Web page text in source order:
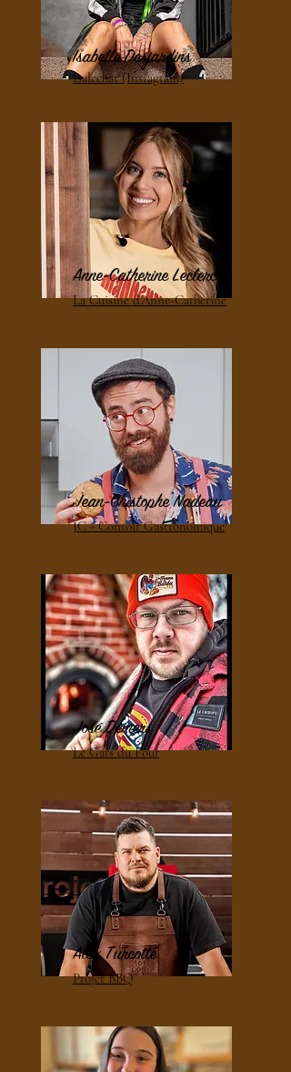
Isabelle Desjardins
Isalechat (Instagram)
Anne-Catherine Leclerc
La Cuisine d'Anne-Catherine
Jean-Chistophe Nadeau
JC - Contoir Gastronomique
José Demers
Le Gars du Four
Alex Turcotte
Projet BBQ